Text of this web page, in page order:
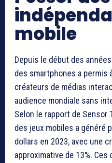
mobile
Depuis le début des
des smartphones a permis
créateurs de médias
audience mondiale sans
Selon le rapport de Sensor
des jeux mobiles a généré
dollars en 2023, avec une
approximative de 13%.